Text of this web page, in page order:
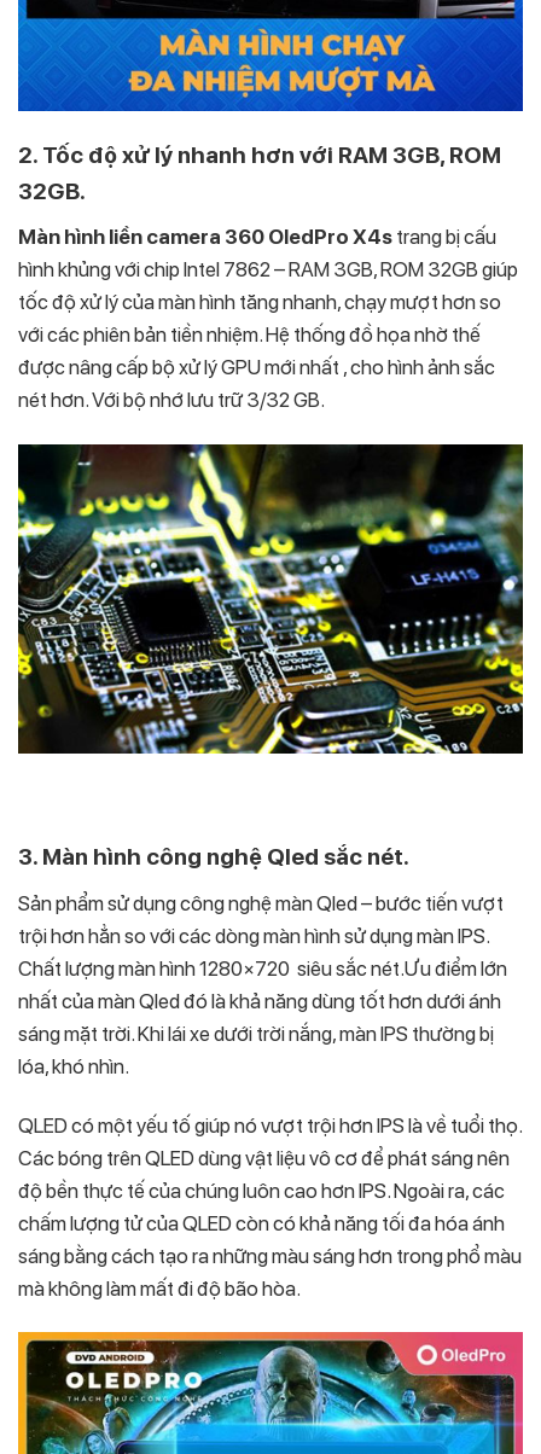
2. Tốc độ xử lý nhanh hơn với RAM 3GB, ROM
32GB.
Màn hình liền camera 360 OledPro X4s trang bị cấu
hình khủng với chip Intel 7862 – RAM 3GB, ROM 32GB giúp
tốc độ xử lý của màn hình tăng nhanh, chạy mượt hơn so
với các phiên bản tiền nhiệm. Hệ thống đồ họa nhờ thế
được nâng cấp bộ xử lý GPU mới nhất , cho hình ảnh sắc
nét hơn. Với bộ nhớ lưu trữ 3/32 GB.
3. Màn hình công nghệ Qled sắc nét.
Sản phẩm sử dụng công nghệ màn Qled – bước tiến vượt
trội hơn hẳn so với các dòng màn hình sử dụng màn IPS.
Chất lượng màn hình 1280×720 siêu sắc nét.Ưu điểm lớn
nhất của màn Qled đó là khả năng dùng tốt hơn dưới ánh
sáng mặt trời. Khi lái xe dưới trời nắng, màn IPS thường bị
lóa, khó nhìn.
QLED có một yếu tố giúp nó vượt trội hơn IPS là về tuổi thọ.
Các bóng trên QLED dùng vật liệu vô cơ để phát sáng nên
độ bền thực tế của chúng luôn cao hơn IPS. Ngoài ra, các
chấm lượng tử của QLED còn có khả năng tối đa hóa ánh
sáng bằng cách tạo ra những màu sáng hơn trong phổ màu
mà không làm mất đi độ bão hòa.